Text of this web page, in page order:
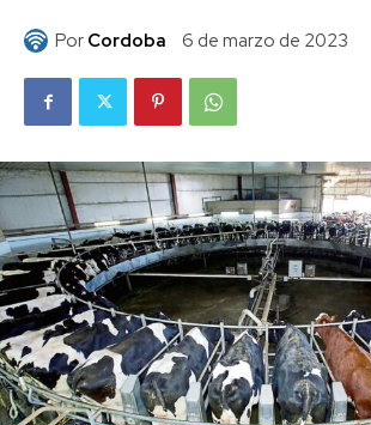
Por Cordoba 6 de marzo de 2023